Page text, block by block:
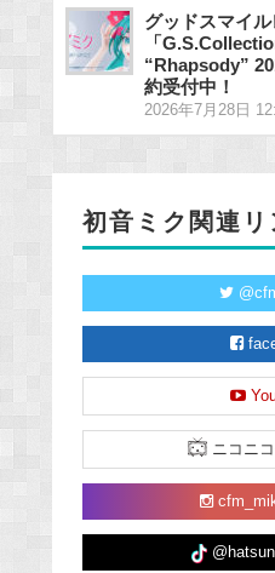
グッドスマイ
「
“Rhapsody”
約受付中！
2026年7月28日
初音ミク関連リ
ニコニ